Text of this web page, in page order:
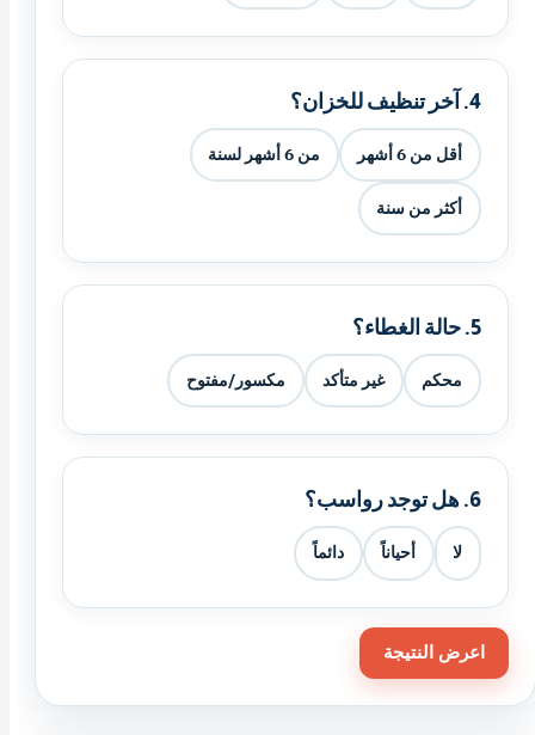
4. آخر تنظيف للخزان؟
أقل من 6 أشهر من 6 أشهر لسنة
أكثر من سنة
5. حالة الغطاء؟
محكم غير متأكد مكسور/مفتوح
6. هل توجد رواسب؟
لا أحياناً دائماً
اعرض النتيجة